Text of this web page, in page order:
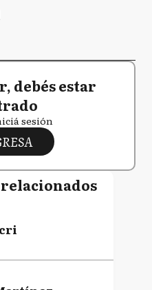
debés estar
sesión